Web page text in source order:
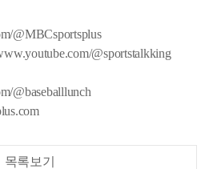
@MBCsportsplus
@sportstalkking
@baseballlunch
목록보기